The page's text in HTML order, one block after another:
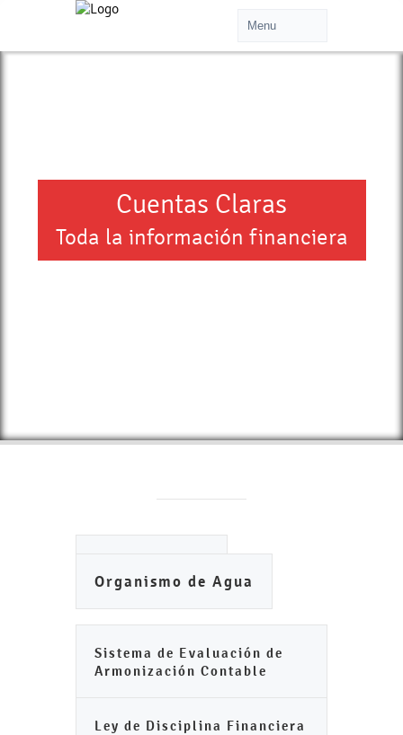
Cuentas Claras
Toda la información financiera
Organismo de Agua
Sistema de Evaluación de
Armonización Contable
Ley de Disciplina Financiera